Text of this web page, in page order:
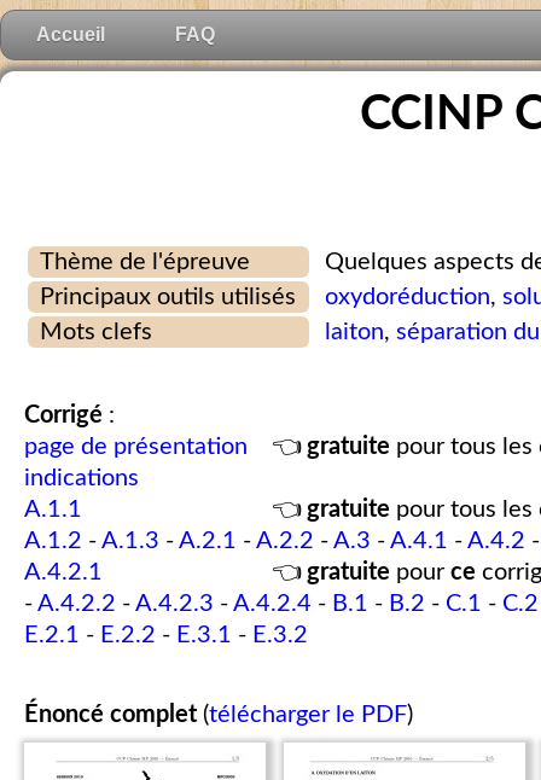
Accueil FAQ
CCINP
Thème de l'épreuve
Quelques aspects
Principaux outils utilisés
oxydoréduction,
Mots clefs
laiton,séparation
Corrigé :
page de présentation
👈 gratuite pour tous les
indications
A.1.1
👈 gratuite pour tous les
A.1.2 - A.1.3 - A.2.1 - A.2.2 - A.3 - A.4.1 - A.4.2 -
A.4.2.1
👈 gratuite pour ce
- A.4.2.2 - A.4.2.3 - A.4.2.4 - B.1 - B.2 - C.1 - C.2
E.2.1 - E.2.2 - E.3.1 - E.3.2
Énoncé complet (télécharger le PDF)